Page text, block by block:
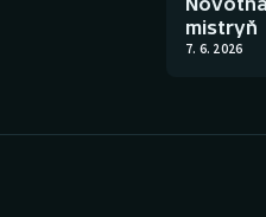
mistryň
7. 6. 2026